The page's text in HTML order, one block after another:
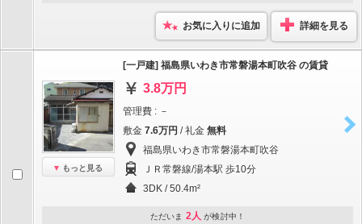
お気に入りに追加 詳細を見る
もっと見る
[一戸建] 福島県いわき市常磐湯本町吹谷 の賃貸
3.8万円
管理費 : －
敷金 7.6万円 / 礼金 無料
福島県いわき市常磐湯本町吹谷
ＪＲ常磐線/湯本駅 歩10分
3DK / 50.4m²
ただいま 2人 が検討中！